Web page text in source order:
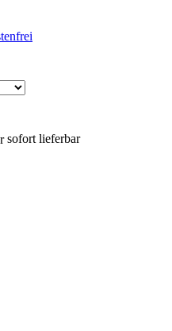
sofort lieferbar